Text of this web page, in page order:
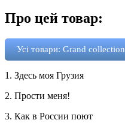
Про цей товар:
Усі товари: Grand collection
1. Здесь моя Грузия
2. Прости меня!
3. Как в России поют